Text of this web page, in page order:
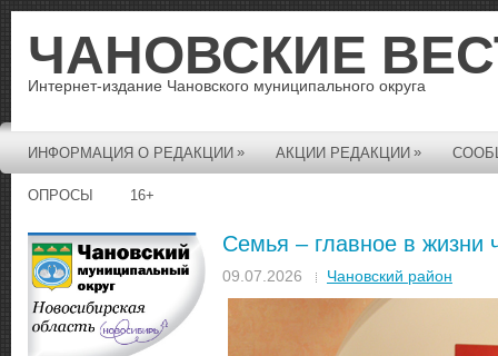
ЧАНОВСКИЕ
Интернет-издание Чановского муниципального округа
ИНФОРМАЦИЯ О РЕДАКЦИИ » АКЦИИ РЕДАКЦИИ »
ОПРОСЫ 16+
Семья – главное в жизни
09.07.2026 Чановский район